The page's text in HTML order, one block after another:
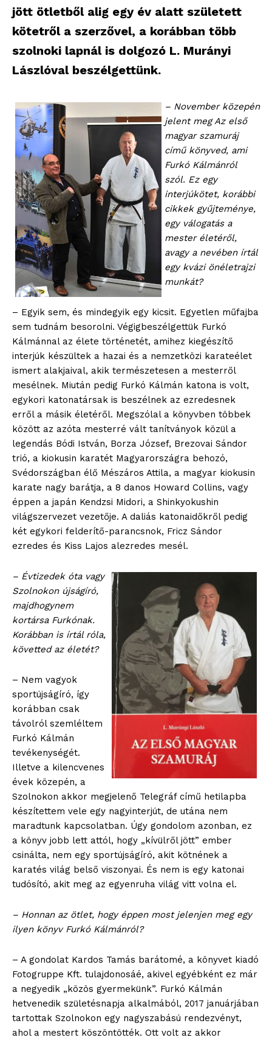
jött ötletből alig egy év alatt született
kötetről a szerzővel, a korábban több
szolnoki lapnál is dolgozó L. Murányi
Lászlóval beszélgettünk.
– November közepén
jelent meg Az első
magyar szamuráj
című könyved, ami
Furkó Kálmánról
szól. Ez egy
interjúkötet, korábbi
cikkek gyűjteménye,
egy válogatás a
mester életéről,
avagy a nevében írtál
egy kvázi önéletrajzi
munkát?
– Egyik sem, és mindegyik egy kicsit. Egyetlen műfajba
sem tudnám besorolni. Végigbeszélgettük Furkó
Kálmánnal az élete történetét, amihez kiegészítő
interjúk készültek a hazai és a nemzetközi karateélet
ismert alakjaival, akik természetesen a mesterről
mesélnek. Miután pedig Furkó Kálmán katona is volt,
egykori katonatársak is beszélnek az ezredesnek
erről a másik életéről. Megszólal a könyvben többek
között az azóta mesterré vált tanítványok közül a
legendás Bódi István, Borza József, Brezovai Sándor
trió, a kiokusin karatét Magyarországra behozó,
Svédországban élő Mészáros Attila, a magyar kiokusin
karate nagy barátja, a 8 danos Howard Collins, vagy
éppen a japán Kendzsi Midori, a Shinkyokushin
világszervezet vezetője. A daliás katonaidőkről pedig
két egykori felderítő-parancsnok, Fricz Sándor
ezredes és Kiss Lajos alezredes mesél.
– Évtizedek óta vagy
Szolnokon újságíró,
majdhogynem
kortársa Furkónak.
Korábban is írtál róla,
követted az életét?
– Nem vagyok
sportújságíró, így
korábban csak
távolról szemléltem
Furkó Kálmán
tevékenységét.
Illetve a kilencvenes
évek közepén, a
Szolnokon akkor megjelenő Telegráf című hetilapba
készítettem vele egy nagyinterjút, de utána nem
maradtunk kapcsolatban. Úgy gondolom azonban, ez
a könyv jobb lett attól, hogy „kívülről jött” ember
csinálta, nem egy sportújságíró, akit kötnének a
karatés világ belső viszonyai. És nem is egy katonai
tudósító, akit meg az egyenruha világ vitt volna el.
– Honnan az ötlet, hogy éppen most jelenjen meg egy
ilyen könyv Furkó Kálmánról?
– A gondolat Kardos Tamás barátomé, a könyvet kiadó
Fotogruppe Kft. tulajdonosáé, akivel egyébként ez már
a negyedik „közös gyermekünk”. Furkó Kálmán
hetvenedik születésnapja alkalmából, 2017 januárjában
tartottak Szolnokon egy nagyszabású rendezvényt,
ahol a mestert köszöntötték. Ott volt az akkor